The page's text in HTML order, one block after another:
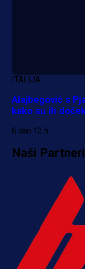
ITALIJA
Alajbegović s
kako su ih
6 dan 12 h
Naši Partneri